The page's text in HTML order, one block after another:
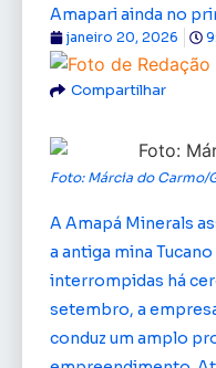
Amapari ainda no
janeiro 20, 2026
Compartilhar
Foto: Márcia do Carmo/
A Amapá Minerals
a antiga mina
interrompidas há
setembro, a
conduz um amplo